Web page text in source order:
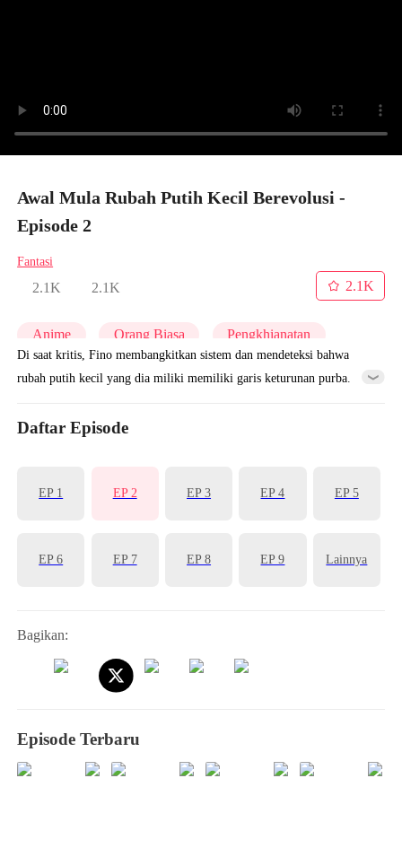
Awal Mula Rubah Putih Kecil Berevolusi -
Episode 2
Fantasi
2.1K 2.1K
2.1K
Anime Orang Biasa Pengkhianatan
Di saat kritis, Fino membangkitkan sistem dan mendeteksi bahwa
rubah putih kecil yang dia miliki memiliki garis keturunan purba.
dan dikirim bekerja di tambang. Setelah menyelesaikan misi sistem,
Daftar Episode
EP 1 EP 2 EP 3 EP 4 EP 5
EP 6 EP 7 EP 8 EP 9 Lainnya
Bagikan:
Episode Terbaru